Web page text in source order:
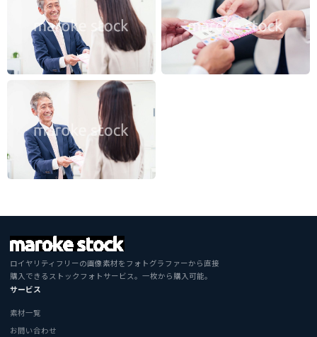
ロイヤリティフリーの画像素材をフォトグラファーから直接
購入できるストックフォトサービス。一枚から購入可能。
サービス
素材一覧
お問い合わせ